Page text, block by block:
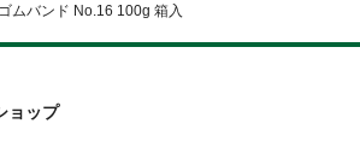
ムバンド No.16 100g 箱入
ョップ